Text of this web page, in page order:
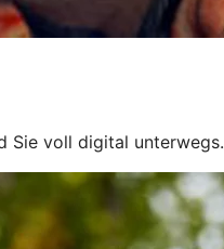
Sie voll digital unterwegs.